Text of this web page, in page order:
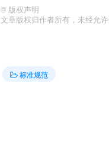
© 版权声明
文章版权归作者所有，未经允许
标准规范